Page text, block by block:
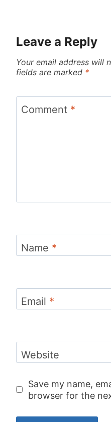
Leave a Reply
Your email address will
fields are marked *
Comment *
Name *
Email *
Website
Save my name,
browser for the